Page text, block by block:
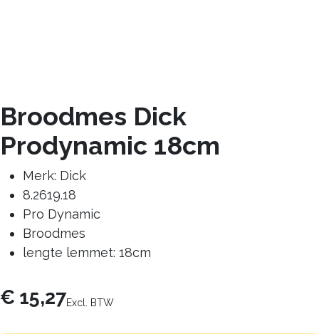
Broodmes Dick
Prodynamic 18cm
Merk: Dick
8.2619.18
Pro Dynamic
Broodmes
lengte lemmet: 18cm
€ 15,27Excl. BTW